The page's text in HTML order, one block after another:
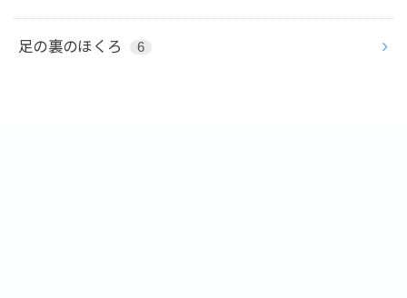
足の裏のほくろ 6